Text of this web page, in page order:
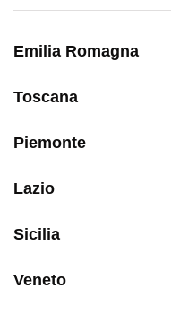
Emilia Romagna
Toscana
Piemonte
Lazio
Sicilia
Veneto